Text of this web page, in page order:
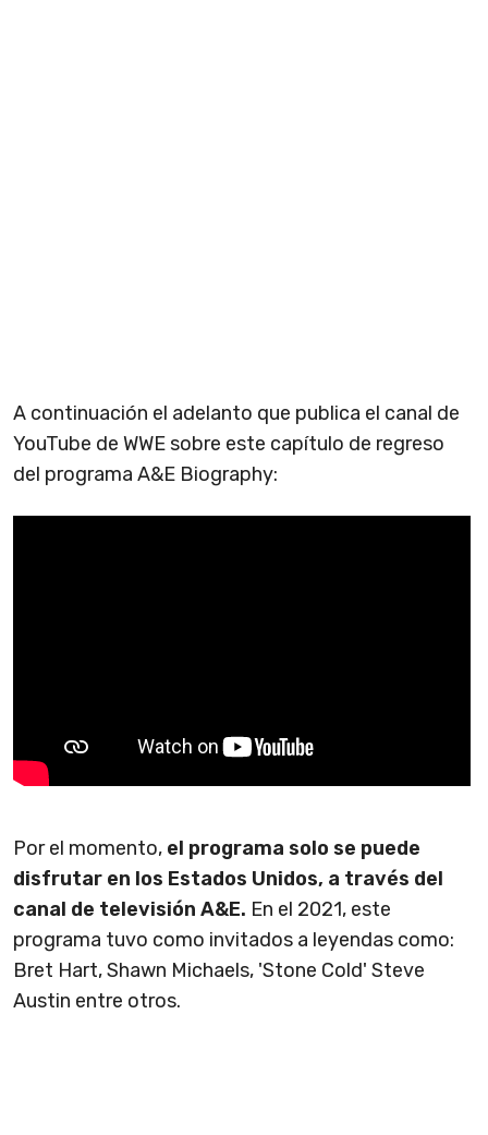
A continuación el adelanto que publica el canal de
YouTube de WWE sobre este capítulo de regreso
del programa A&E Biography:
Por el momento, el programa solo se puede
disfrutar en los Estados Unidos, a través del
canal de televisión A&E. En el 2021, este
programa tuvo como invitados a leyendas como:
Bret Hart, Shawn Michaels, 'Stone Cold' Steve
Austin entre otros.